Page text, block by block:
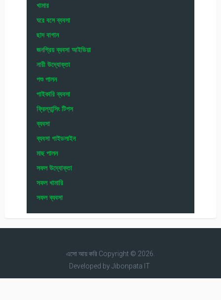
খামার
ঘরে বসে ব্যবসা
ছাদ বাগান
জনপ্রিয় ব্যবসা আইডিয়া
নারী উদ্যোক্তা
পশু পালন
পাইকারি ব্যবসা
ফ্রিল্যান্সিং টিপস
ব্যবসা
ব্যবসা গাইডলাইন
মাছ পালন
সফল উদ্যোক্তা
সফল খামারি
সফল ব্যবসা
এসো আয় করিCopyright © 2026.
Developed byJibonpata IT